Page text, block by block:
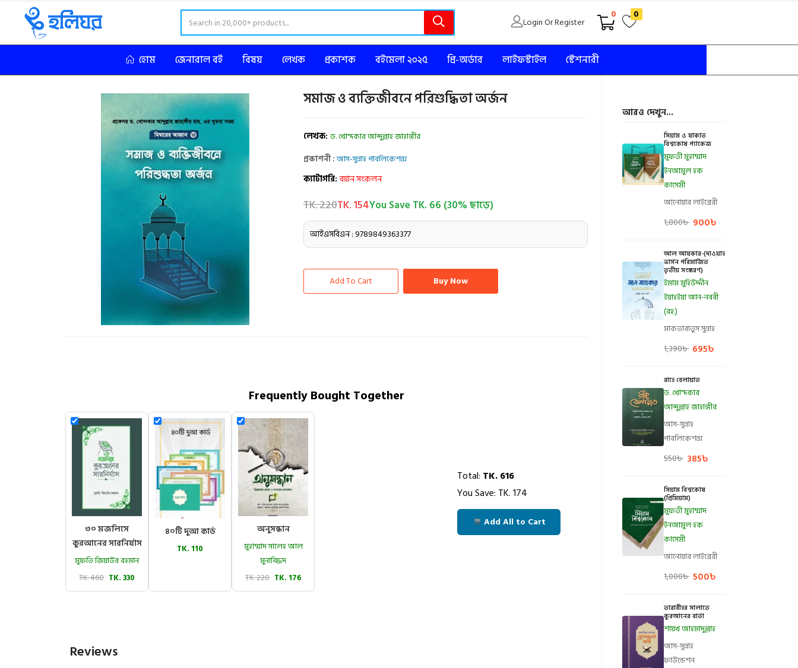
Login Or Register
0 0
হোম জেনারাল বই বিষয় লেখক প্রকাশক বইমেলা ২০২৫ প্রি-অর্ডার লাইফস্টাইল স্টেশনারী
আরও দেখুন...
সিয়াম ও যাকাত
বিশ্বকোষ প্যাকেজ
মুফতী মুহাম্মাদ
ইনআমুল হক
কাসেমী
আনোয়ার লাইব্রেরী
1,800৳ 900৳
আল আযকার-(দাওয়াহ
ভার্সন পরিমার্জিত
তৃতীয় সংস্করণ)
ইমাম মুহিউদ্দীন
ইয়াহইয়া আন-নববী
(রহ.)
মাকতাবাতুস সুন্নাহ
1,390৳ 695৳
রাহে বেলায়াত
ড. খোন্দকার
আব্দুল্লাহ জাহাঙ্গীর
আস-সুন্নাহ
পাবলিকেশন্স
550৳ 385৳
সিয়াম বিশ্বকোষ
(প্রিমিয়াম)
মুফতী মুহাম্মাদ
ইনআমুল হক
কাসেমী
আনোয়ার লাইব্রেরী
1,000৳ 500৳
তারাবীহর সালাতে
কুরআনের বার্তা
শায়খ আহমাদুল্লাহ
আস-সুন্নাহ
ফাউন্ডেশন
সমাজ ও ব্যক্তিজীবনে পরিশুদ্ধিতা অর্জন
লেখক: ড. খোন্দকার আব্দুল্লাহ জাহাঙ্গীর
প্রকাশনী :আস-সুন্নাহ পাবলিকেশন্স
ক্যাটাগরি:বয়ান সংকলন
TK. 220TK. 154You Save TK. 66 (30% ছাড়ে)
আইএসবিএন : 9789849363377
Add To Cart Buy Now
Frequently Bought Together
৩০ মজলিসে
কুরআনের সারনির্যাস
মুফতি জিয়াউর রহমান
TK. 460 TK. 330
৪০টি দুআ কার্ড
TK. 110
অনুসন্ধান
মুহাম্মাদ সালেহ আল
মুনাজ্জিদ
TK. 220 TK. 176
Total: TK.616
You Save: TK.174
Add All to Cart
Reviews